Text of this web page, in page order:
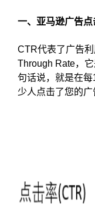
一、亚马逊广告点
CTR代表了广告
Through Rate，
句话说，就是在
少人点击了您的广